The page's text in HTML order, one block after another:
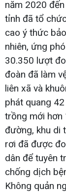
năm 2020
tỉnh đã tổ
cao ý thức
nhiên, ứng
30.350 lượt
đoàn đã làm
liên xã và
phát quang
trồng mới hơn
đường, khu di
rơi đã được
dân để tuyên
chống dịch
Không quản